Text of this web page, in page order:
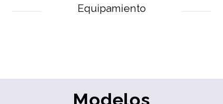
Equipamiento
Modelos